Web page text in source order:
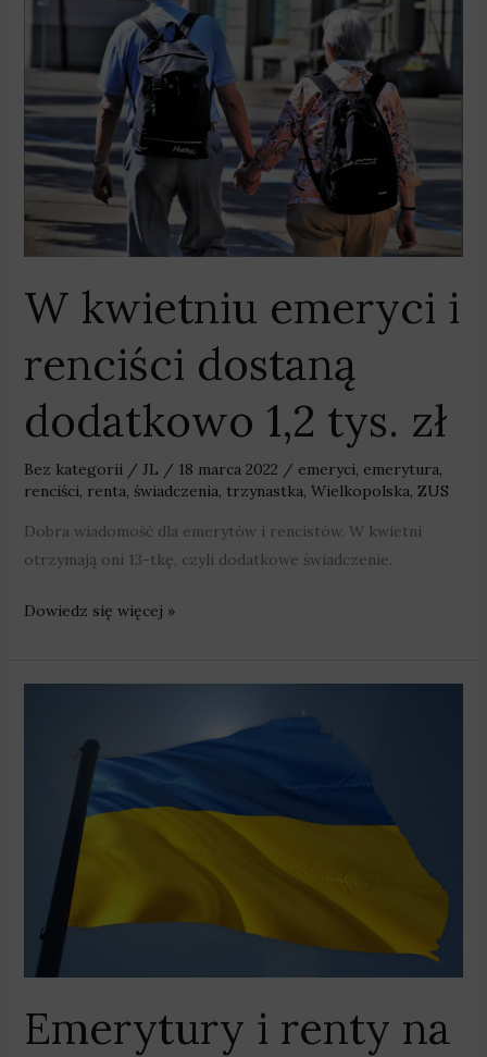
W kwietniu emeryci i
renciści dostaną
dodatkowo 1,2 tys. zł
Bez kategorii/ JL / 18 marca 2022 / emeryci, emerytura,
renciści, renta, świadczenia, trzynastka, Wielkopolska, ZUS
Dobra wiadomość dla emerytów i rencistów. W kwietni
otrzymają oni 13-tkę, czyli dodatkowe świadczenie.
dodatkowo
1,2
tys.
Dowiedz się więcej »
Emerytury i renty na
Ukrainie